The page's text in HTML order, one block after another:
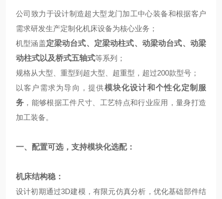
公司致力于设计制造超大型龙门加工中心装备和根据客户
需求研发生产定制化机床设备为核心业务；
机型涵盖定梁动台式、定梁动柱式、动梁动台式、动梁
动柱式以及桥式五轴式等系列；
规格从大型、重型到超大型、超重型，超过200款型号；
以客户需求为导向，提供模块化设计和个性化定制服
务 ，能够根据工件尺寸、工艺特点和行业应用，量身打造
加工装备。
一、配置可选，支持模块化选配：
机床结构稳：
设计初期通过3D建模，有限元仿真分析，优化基础部件结